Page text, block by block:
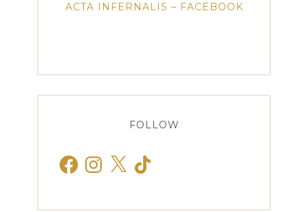
ACTA INFERNALIS – FACEBOOK
FOLLOW
FacebookInstagram
X TikTok